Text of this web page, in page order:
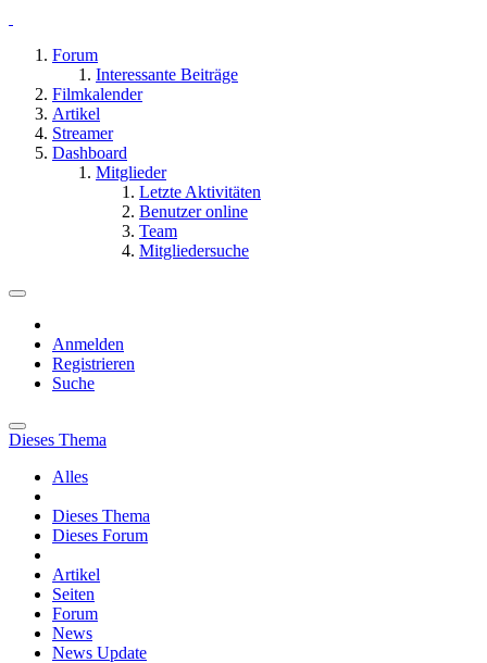
Forum
Interessante Beiträge
Filmkalender
Artikel
Streamer
Dashboard
Mitglieder
Letzte Aktivitäten
Benutzer online
Team
Mitgliedersuche
Anmelden
Registrieren
Suche
Dieses Thema
Alles
Dieses Thema
Dieses Forum
Artikel
Seiten
Forum
News
News Update